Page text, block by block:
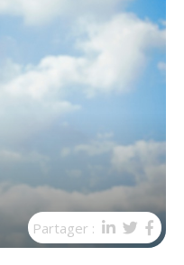
VIDÉO
Partager :